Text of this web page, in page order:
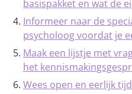
basispakket en wat de
Informeer naar de
psycholoog voordat je
Maak een lijstje met
het
Wees open en eerlijk